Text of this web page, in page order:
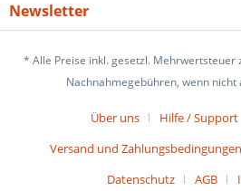
Newsletter
* Alle Preise inkl. gesetzl. Mehrwertsteuer
Nachnahmegebühren, wenn
Über uns Hilfe / Support
Versand und Zahlungsbedingungen
Datenschutz
AGB